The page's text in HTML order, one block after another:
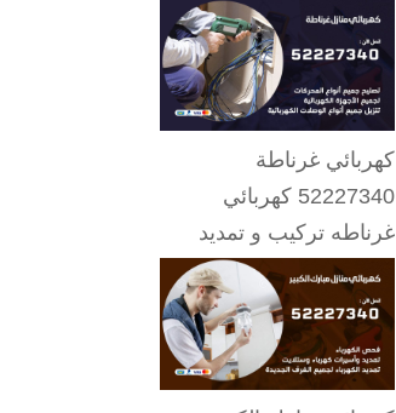
كهربائي غرناطة
52227340 كهربائي
غرناطه تركيب و تمديد